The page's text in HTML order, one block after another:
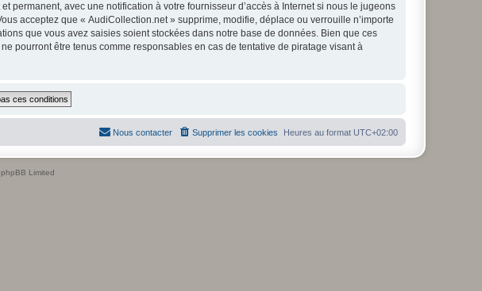
avec une notification à votre fournisseur d’accès à Internet si nous le jugeons
acceptez que « AudiCollection.net » supprime, modifie, déplace ou verrouille n’importe
que vous avez saisies soient stockées dans notre base de données. Bien que ces
pourront être tenus comme responsables en cas de tentative de piratage visant à
Heures au format UTC+02:00
Supprimer les cookies
Nous contacter
Limited